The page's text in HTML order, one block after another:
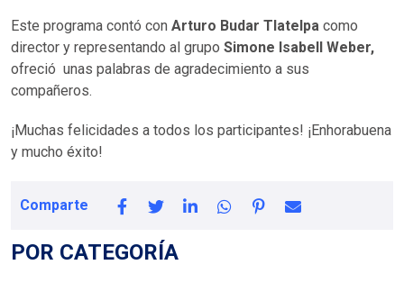
Este programa contó con Arturo Budar Tlatelpa como
director y representando al grupo Simone Isabell Weber,
ofreció unas palabras de agradecimiento a sus
compañeros.
¡Muchas felicidades a todos los participantes! ¡Enhorabuena
y mucho éxito!
Comparte
POR CATEGORÍA